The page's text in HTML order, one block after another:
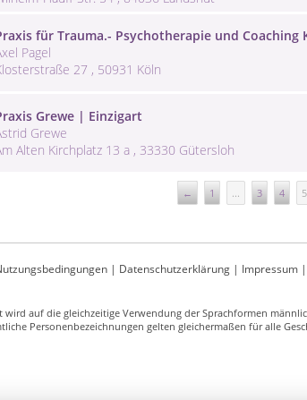
für Trauma.- Psychotherapie und Coaching
Pagel
27 , 50931 Köln
Grewe | Einzigart
Grewe
Alten Kirchplatz 13 a , 33330 Gütersloh
← 1 ... 3 4 5
| Datenschutzerklärung| Impressum|
wird auf die gleichzeitige Verwendung der Sprachformen
Personenbezeichnungen gelten gleichermaßen für alle